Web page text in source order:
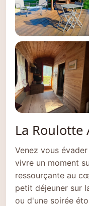
La Roulotte
Venez vous
vivre un moment
ressourçante au
petit déjeuner sur
ou d'une soirée